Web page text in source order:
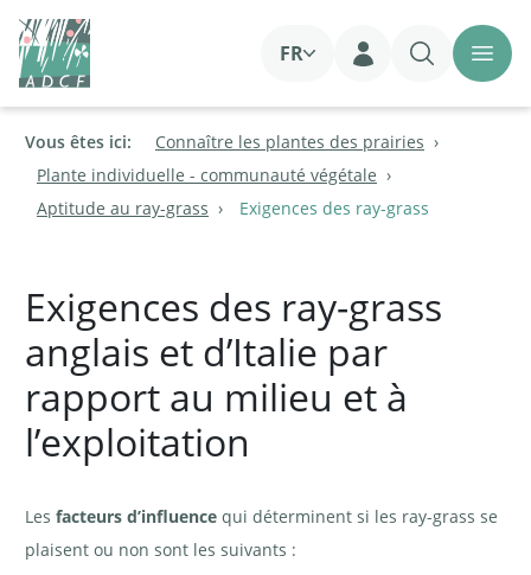
FR
Login
Vous êtes ici:
Connaître les plantes des prairies
Plante individuelle - communauté végétale
Aptitude au ray-grass
Exigences des ray-grass
Exigences des ray-grass
anglais et d’Italie par
rapport au milieu et à
l’exploitation
Les facteurs d’influence qui déterminent si les ray-grass se
plaisent ou non sont les suivants :